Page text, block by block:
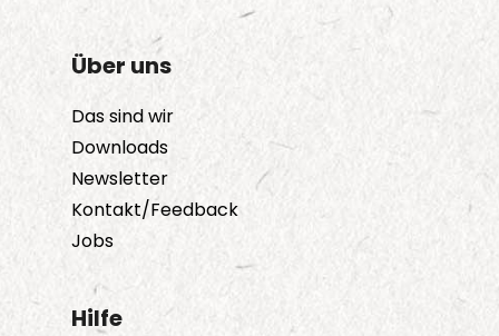
Über uns
Das sind wir
Downloads
Newsletter
Kontakt/Feedback
Jobs
Hilfe